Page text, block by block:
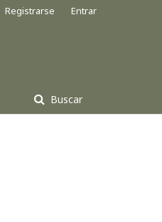
Buscar
Registrarse Entrar